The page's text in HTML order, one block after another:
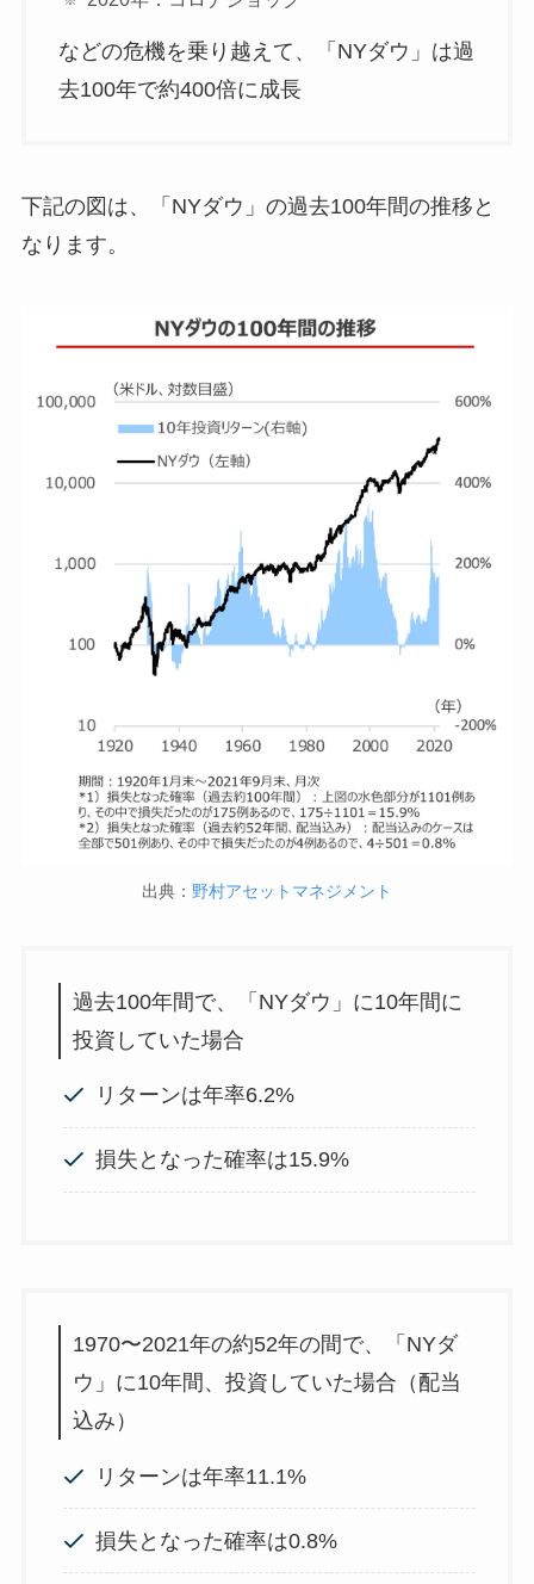
などの危機を乗り越えて、「NYダウ」は過
去100年で約400倍に成長
下記の図は、「NYダウ」の過去100年間の推移と
なります。
出典： 野村アセットマネジメント
過去100年間で、「NYダウ」に10年間に
投資していた場合
リターンは年率6.2%
損失となった確率は15.9%
1970〜2021年の約52年の間で、「NYダ
ウ」に10年間、投資していた場合（配当
込み）
リターンは年率11.1%
損失となった確率は0.8%